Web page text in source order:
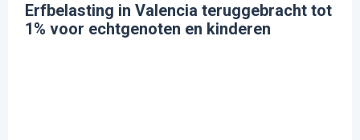
Erfbelasting in Valencia teruggebracht tot
1% voor echtgenoten en kinderen